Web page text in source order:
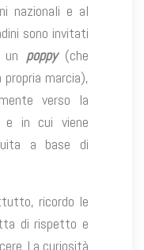
nazionali e al
sono invitati
poppy(che
marcia),
verso la
e in cui viene
a base di
ricordo le
di rispetto e
La curiosità